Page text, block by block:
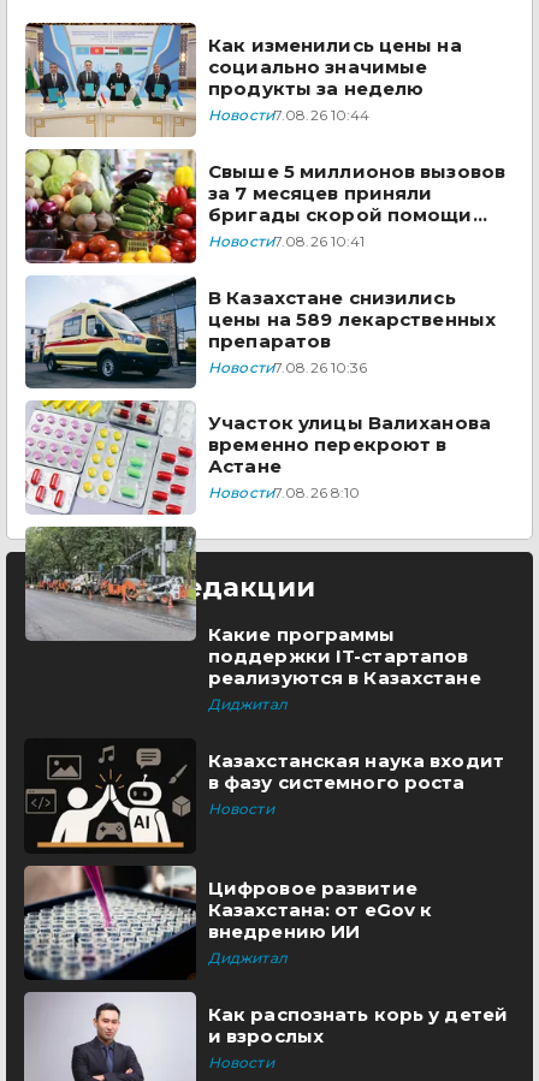
Как изменились цены на
социально значимые
продукты за неделю
Новости7.08.26 10:44
Свыше 5 миллионов вызовов
за 7 месяцев приняли
бригады скорой помощи
Казахстана
Новости7.08.26 10:41
В Казахстане снизились
цены на 589 лекарственных
препаратов
Новости7.08.26 10:36
Участок улицы Валиханова
временно перекроют в
Астане
Новости7.08.26 8:10
Выбор редакции
Какие программы
поддержки IT-стартапов
реализуются в Казахстане
Диджитал
Казахстанская наука входит
в фазу системного роста
Новости
Цифровое развитие
Казахстана: от eGov к
внедрению ИИ
Диджитал
Как распознать корь у детей
и взрослых
Новости